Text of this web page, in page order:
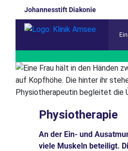
Johannesstift Diakonie
Physiotherapie
An der Ein- und
viele Muskeln beteiligt.